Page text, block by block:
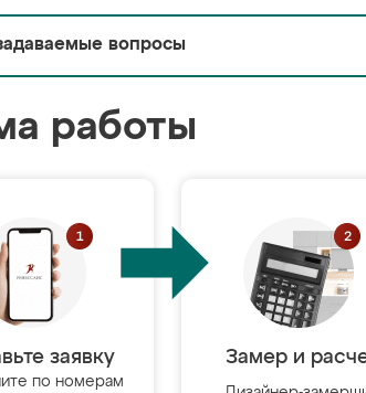
вопросы
работы
заявку
по номерам
Замер и